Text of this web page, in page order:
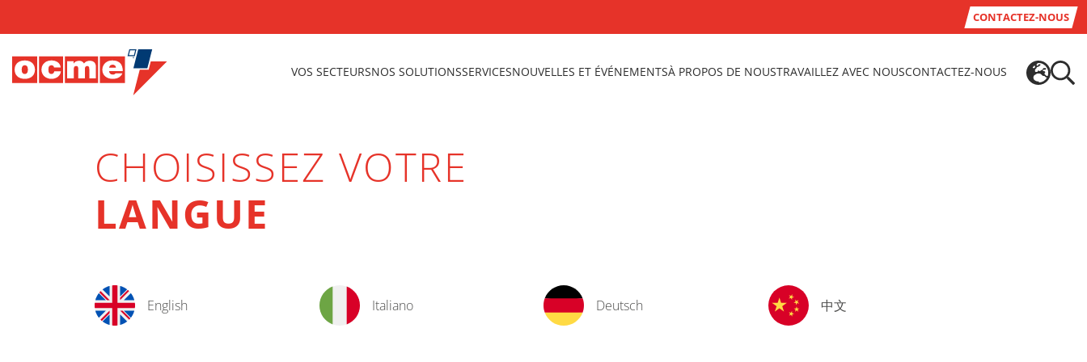
CONTACTEZ-NOUS
VOS SECTEURSNOS SOLUTIONSSERVICESNOUVELLES ET ÉVÉNEMENTSÀ PROPOS DE NOUSTRAVAILLEZ AVEC NOUSCONTACTEZ-NOUS
CHOISISSEZ VOTRE
LANGUE
English Italiano Deutsch 中文